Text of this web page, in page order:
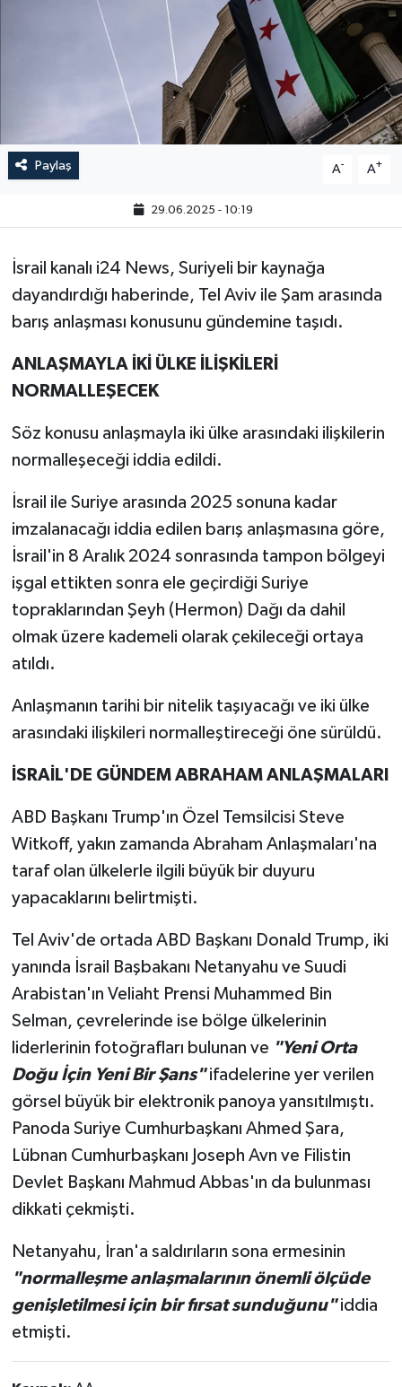
Paylaş A- A+
29.06.2025 - 10:19
İsrail kanalı i24 News, Suriyeli bir kaynağa
dayandırdığı haberinde, Tel Aviv ile Şam arasında
barış anlaşması konusunu gündemine taşıdı.
ANLAŞMAYLA İKİ ÜLKE İLİŞKİLERİ
NORMALLEŞECEK
Söz konusu anlaşmayla iki ülke arasındaki ilişkilerin
normalleşeceği iddia edildi.
İsrail ile Suriye arasında 2025 sonuna kadar
imzalanacağı iddia edilen barış anlaşmasına göre,
İsrail'in 8 Aralık 2024 sonrasında tampon bölgeyi
işgal ettikten sonra ele geçirdiği Suriye
topraklarından Şeyh (Hermon) Dağı da dahil
olmak üzere kademeli olarak çekileceği ortaya
atıldı.
Anlaşmanın tarihi bir nitelik taşıyacağı ve iki ülke
arasındaki ilişkileri normalleştireceği öne sürüldü.
İSRAİL'DE GÜNDEM ABRAHAM ANLAŞMALARI
ABD Başkanı Trump'ın Özel Temsilcisi Steve
Witkoff, yakın zamanda Abraham Anlaşmaları'na
taraf olan ülkelerle ilgili büyük bir duyuru
yapacaklarını belirtmişti.
Tel Aviv'de ortada ABD Başkanı Donald Trump, iki
yanında İsrail Başbakanı Netanyahu ve Suudi
Arabistan'ın Veliaht Prensi Muhammed Bin
Selman, çevrelerinde ise bölge ülkelerinin
liderlerinin fotoğrafları bulunan ve "Yeni Orta
Doğu İçin Yeni Bir Şans"ifadelerine yer verilen
görsel büyük bir elektronik panoya yansıtılmıştı.
Panoda Suriye Cumhurbaşkanı Ahmed Şara,
Lübnan Cumhurbaşkanı Joseph Avn ve Filistin
Devlet Başkanı Mahmud Abbas'ın da bulunması
dikkati çekmişti.
Netanyahu, İran'a saldırıların sona ermesinin
"normalleşme anlaşmalarının önemli ölçüde
genişletilmesi için bir fırsat sunduğunu"iddia
etmişti.